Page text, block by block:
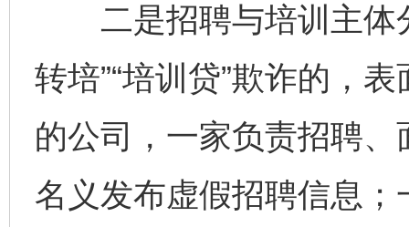
二是招聘与培训主体
转培”“培训贷”欺诈的，
的公司，一家负责招聘
名义发布虚假招聘信息